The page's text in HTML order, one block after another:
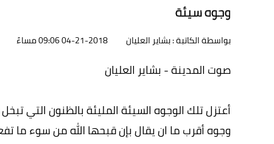
وجوه سيئة
بواسطة الكاتبة : بشاير العليان 04-21-2018 09:06 مساءً
صوت المدينة - بشاير العليان
أعتزل تلك الوجوه السيئة المليئة بالظنون التي
وجوه أقرب ما ان يقال بإن قبحها الله من سوء ما